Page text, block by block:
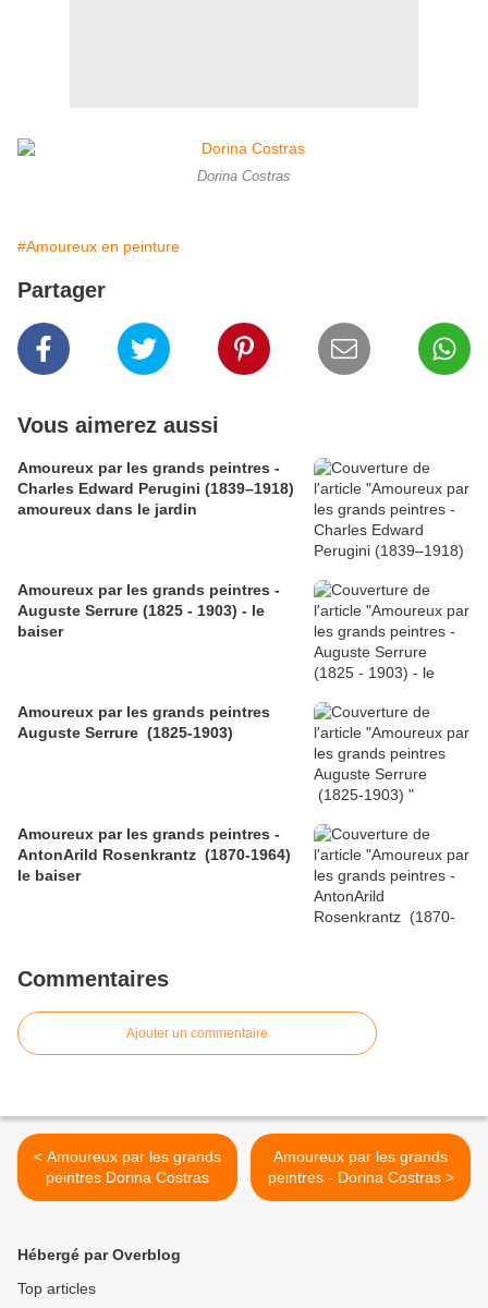
Dorina Costras
#Amoureux en peinture
Partager
Vous aimerez aussi
Amoureux par les grands peintres -
Charles Edward Perugini (1839–1918)
amoureux dans le jardin
Amoureux par les grands peintres -
Auguste Serrure (1825 - 1903) - le
baiser
Amoureux par les grands peintres
Auguste Serrure (1825-1903)
Amoureux par les grands peintres -
AntonArild Rosenkrantz (1870-1964)
le baiser
Commentaires
Ajouter un commentaire
< Amoureux par les grands
peintres Dorina Costras
Amoureux par les grands
peintres - Dorina Costras >
Hébergé par Overblog
Top articles